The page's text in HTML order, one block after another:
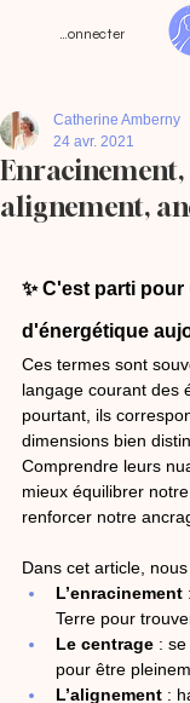
Se connecter
Enracinement,
alignement,
Catherine Amberny
24 avr. 2021
✨ C'est parti pour
d'énergétique
Ces termes sont
langage courant des
pourtant, ils
dimensions bien
Comprendre leurs
mieux équilibrer
renforcer notre
Dans cet article,
L’enracinement
Terre pour
Le centrage :
pour être
L’alignement :